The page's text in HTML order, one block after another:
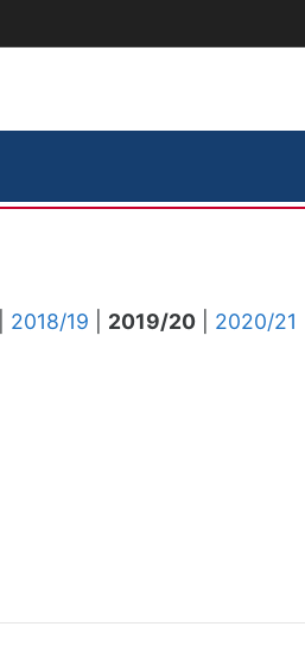
2018/19 2019/20
2020/21